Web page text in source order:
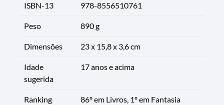
ISBN-13 978-8556510761
Peso 890 g
Dimensões 23 x 15,8 x 3,6 cm
Idade
sugerida
17 anos e acima
Ranking
86º em Livros, 1º em Fantasia